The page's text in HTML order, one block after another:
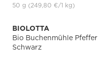
50 g (249,80 €/1 kg)
BIOLOTTA
Bio Buchenmühle Pfeffer
Schwarz